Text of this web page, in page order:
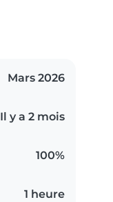
Mars 2026
Il y a 2 mois
100%
1 heure